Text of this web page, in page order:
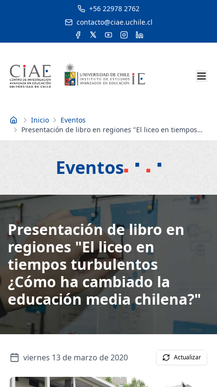
+56 22978 2762
contacto@ciae.uchile.cl
Inicio Inicio
Eventos
Presentación de libro en regiones "El liceo en tiempos
turbulentos ¿Cómo ha cambiado la educación media
Eventos
Presentación de libro en
regiones "El liceo en
tiempos turbulentos
¿Cómo ha cambiado la
educación media chilena?"
viernes 13 de marzo de 2020 Actualizar